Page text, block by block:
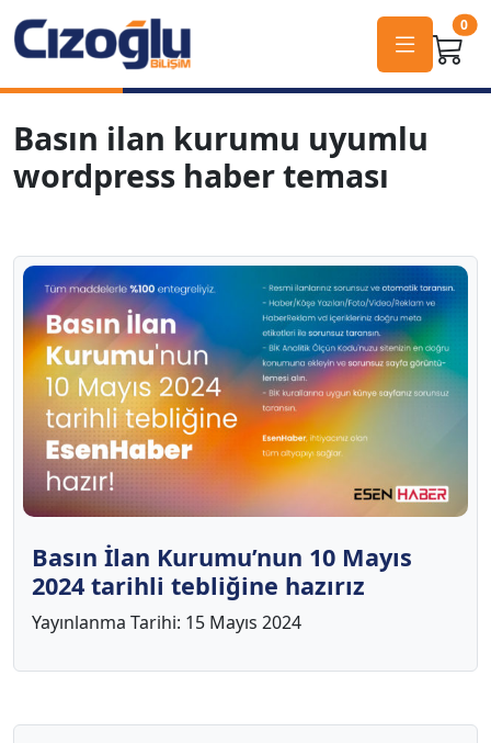
0
Basın ilan kurumu uyumlu
wordpress haber teması
Basın İlan Kurumu’nun 10 Mayıs
2024 tarihli tebliğine hazırız
Yayınlanma Tarihi: 15 Mayıs 2024